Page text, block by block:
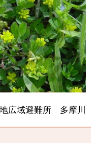
広域避難所 多摩川